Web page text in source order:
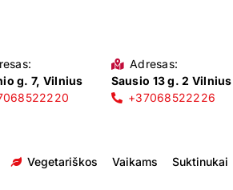
g. 7, Vilnius
Adresas:
Sausio 13 g. 2 Vilnius
+37068522226
Vegetariškos Vaikams Suktinukai